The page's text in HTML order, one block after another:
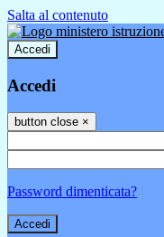
Salta al contenuto
Accedi
Accedi
button close ×
Password dimenticata?